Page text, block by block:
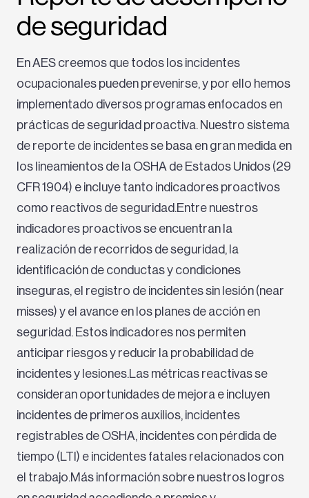
de seguridad
En AES creemos que todos los incidentes
ocupacionales pueden prevenirse, y por ello hemos
implementado diversos programas enfocados en
prácticas de seguridad proactiva. Nuestro sistema
de reporte de incidentes se basa en gran medida en
los lineamientos de la OSHA de Estados Unidos (29
CFR 1904) e incluye tanto indicadores proactivos
como reactivos de seguridad.Entre nuestros
indicadores proactivos se encuentran la
realización de recorridos de seguridad, la
identificación de conductas y condiciones
inseguras, el registro de incidentes sin lesión (near
misses) y el avance en los planes de acción en
seguridad. Estos indicadores nos permiten
anticipar riesgos y reducir la probabilidad de
incidentes y lesiones.Las métricas reactivas se
consideran oportunidades de mejora e incluyen
incidentes de primeros auxilios, incidentes
registrables de OSHA, incidentes con pérdida de
tiempo (LTI) e incidentes fatales relacionados con
el trabajo.Más información sobre nuestros logros